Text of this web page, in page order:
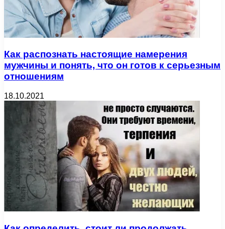
Как распознать настоящие намерения
мужчины и понять, что он готов к серьезным
отношениям
18.10.2021